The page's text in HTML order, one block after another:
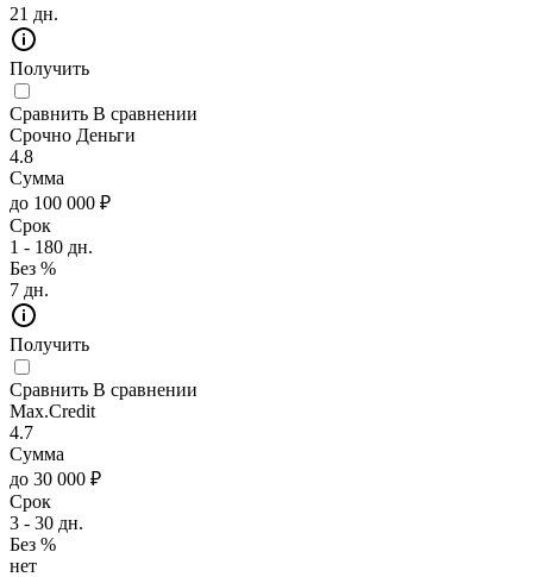
21 дн.
Получить
Сравнить В сравнении
Срочно Деньги
4.8
Сумма
до 100 000 ₽
Срок
1 - 180 дн.
Без %
7 дн.
Получить
Сравнить В сравнении
Max.Credit
4.7
Сумма
до 30 000 ₽
Срок
3 - 30 дн.
Без %
нет